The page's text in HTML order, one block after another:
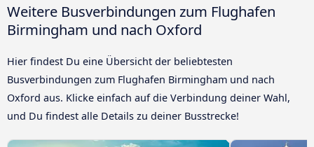
Weitere Busverbindungen zum Flughafen
Birmingham und nach Oxford
Hier findest Du eine Übersicht der beliebtesten
Busverbindungen zum Flughafen Birmingham und nach
Oxford aus. Klicke einfach auf die Verbindung deiner Wahl,
und Du findest alle Details zu deiner Busstrecke!